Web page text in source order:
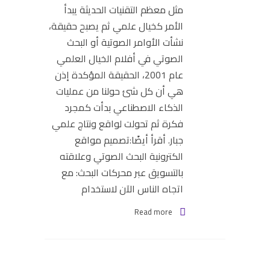
مثل معظم التقنيات الحديثة يبدأ
الأمر كخيال علمي ثم يصبح حقيقة،
نشأت الأوامر الصوتية أو البحث
الصوتي في أفلام الخيال العلمي
عام 2001، الحقيقة المؤكدة إذن
هي أن كل شئ حولنا من عمليات
الذكاء الاصطناعي بدأت كمجرد
فكرة ثم تحولت لواقع ونتاج علمي
جبار. أقرأ أيضًا:تصميم مواقع
الكترونية البحث الصوتي وعلاقته
بالتسويق عبر محركات البحث: مع
اتجاه الناس الآن لاستخدام
Read more